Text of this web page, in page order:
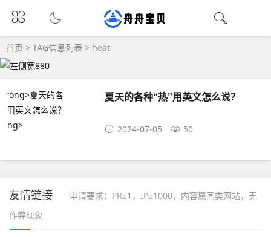
首页 > TAG信息列表 > heat
夏天的各种“热”用英文怎么说？
2024-07-05 50
友情链接
申请要求：PR≥1，IP≥1000，内容属同类网站，无
作弊现象